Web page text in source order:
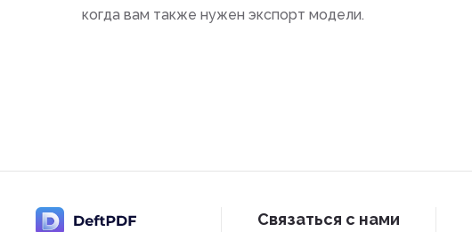
когда вам также нужен экспорт модели.
Связаться с нами